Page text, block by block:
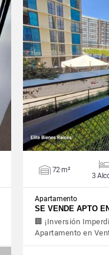
72 m²
3
Apartamento
SE VENDE APTO
🏢 ¡Inversión
Apartamento en